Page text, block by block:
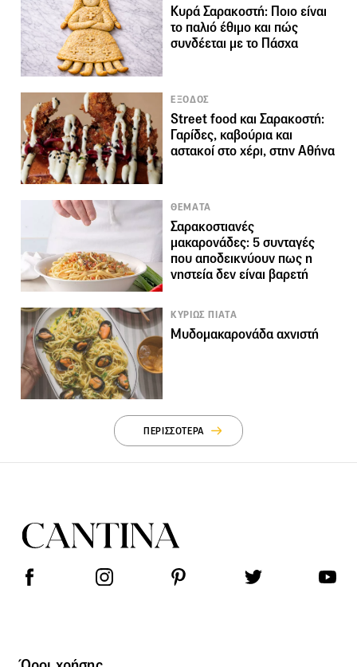
Κυρά Σαρακοστή: Ποιο είναι
το παλιό έθιμο και πώς
συνδέεται με το Πάσχα
ΕΞΟΔΟΣ
Street food και Σαρακοστή:
Γαρίδες, καβούρια και
αστακοί στο χέρι, στην Αθήνα
ΘΕΜΑΤΑ
Σαρακοστιανές
μακαρονάδες: 5 συνταγές
που αποδεικνύουν πως η
νηστεία δεν είναι βαρετή
ΚΥΡΙΩΣ ΠΙΑΤΑ
Μυδομακαρονάδα αχνιστή
ΠΕΡΙΣΣΟΤΕΡΑ